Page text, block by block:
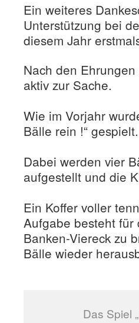
Ein weiteres
Unterstützung bei
diesem Jahr
Nach den
aktiv zur Sache.
Wie im Vorjahr
Bälle rein !“ gespielt.
Dabei werden vier
aufgestellt und die
Ein Koffer voller
Aufgabe besteht
Banken-Viereck zu
Bälle wieder
Das Spiel